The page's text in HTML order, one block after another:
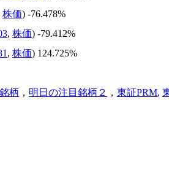
株価) -76.478%
, 株価) -79.412%
, 株価) 124.725%
柄 ， 明日の注目銘柄２ ， 東証PRM,